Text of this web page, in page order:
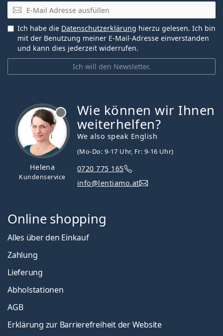
E-Mail
Ich will den Newsletter.
Ich habe die Datenschutzerklärung hierzu gelesen. Ich bin
mit der Benutzung meiner E-Mail-Adresse einverstanden
und kann dies jederzeit widerrufen.
Helena
Kundenservice
Wie können wir Ihnen
weiterhelfen?
We also speak English
(Mo-Do: 9-17 Uhr, Fr: 9-16 Uhr)
0720 775 165
info@lentiamo.at
Online shopping
Alles über den Einkauf
Zahlung
Lieferung
Abholstationen
AGB
Erklärung zur Barrierefreiheit der Website